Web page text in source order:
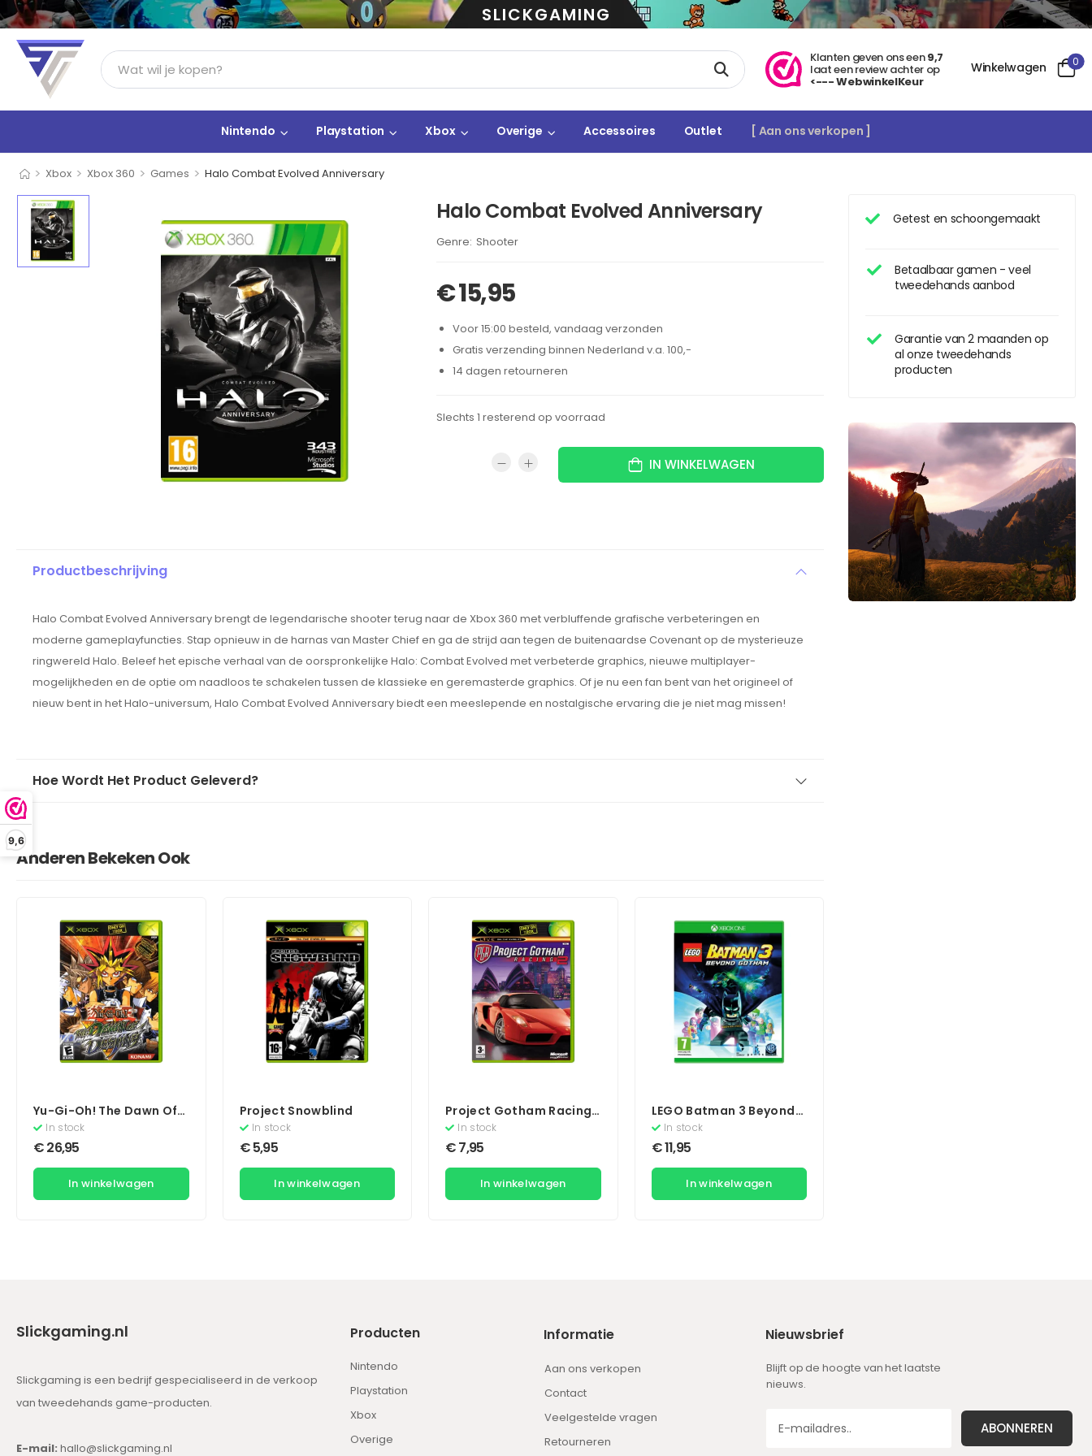
9,6
SLICKGAMING
Klanten geven ons een9,7
laat een review achter op
<--- WebwinkelKeur
Winkelwagen 0
Nintendo Playstation Xbox Overige Accessoires Outlet [ Aan ons verkopen ]
> Xbox > Xbox 360 > Games > Halo Combat Evolved Anniversary
Getest en schoongemaakt
Betaalbaar gamen - veel
tweedehands aanbod
Garantie van 2 maanden op
al onze tweedehands
producten
Halo Combat Evolved Anniversary
Brand:
Shooter
€15,95
Voor 15:00 besteld, vandaag verzonden
Gratis verzending binnen Nederland v.a. 100,-
14 dagen retourneren
Slechts 1 resterend op voorraad
IN WINKELWAGEN
Productbeschrijving
Halo Combat Evolved Anniversary brengt de legendarische shooter terug naar de Xbox 360 met verbluffende grafische verbeteringen en
moderne gameplayfuncties. Stap opnieuw in de harnas van Master Chief en ga de strijd aan tegen de buitenaardse Covenant op de mysterieuze
ringwereld Halo. Beleef het epische verhaal van de oorspronkelijke Halo: Combat Evolved met verbeterde graphics, nieuwe multiplayer-
mogelijkheden en de optie om naadloos te schakelen tussen de klassieke en geremasterde graphics. Of je nu een fan bent van het origineel of
nieuw bent in het Halo-universum, Halo Combat Evolved Anniversary biedt een meeslepende en nostalgische ervaring die je niet mag missen!
Hoe Wordt Het Product Geleverd?
Anderen Bekeken Ook
Yu-Gi-Oh! The Dawn Of
Destiny (Zonder Boekje)
In stock
€26,95
In winkelwagen
Project Snowblind
In stock
€5,95
In winkelwagen
Project Gotham Racing
2 In stock
€7,95
In winkelwagen
LEGO Batman 3 Beyond
Gotham
In stock
€11,95
In winkelwagen
Slickgaming.nl
Slickgaming is een bedrijf gespecialiseerd in de verkoop
van tweedehands game-producten.
E-mail: hallo@slickgaming.nl
Producten
Nintendo
Playstation
Xbox
Overige
Informatie
Aan ons verkopen
Contact
Veelgestelde vragen
Retourneren
Nieuwsbrief
Blijft op de hoogte van het laatste
nieuws.